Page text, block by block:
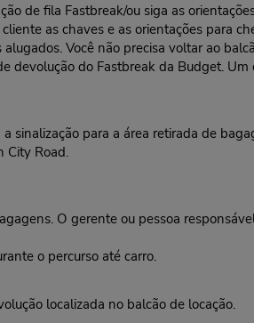
de fila Fastbreak/ou siga as
as chaves e as orientações para
Você não precisa voltar ao
do Fastbreak da Budget.
sinalização para a área retirada de
City Road.
O gerente ou pessoa
o percurso até carro.
localizada no balcão de locação.